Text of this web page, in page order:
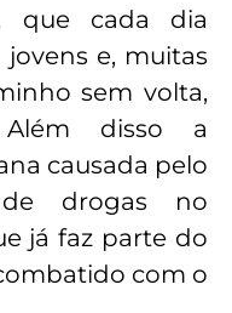
que cada dia
e, muitas
sem volta,
Além disso a
causada pelo
drogas no
já faz parte do
com o